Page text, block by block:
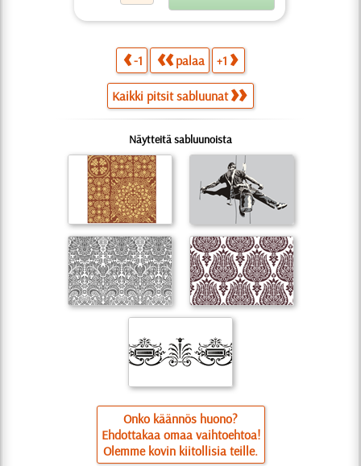
-1 palaa +1
Kaikki pitsit sabluunat
Näytteitä sabluunoista
Onko käännös huono?
Ehdottakaa omaa vaihtoehtoa!
Olemme kovin kiitollisia teille.